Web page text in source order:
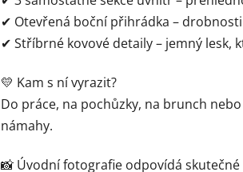
✔ Otevřená boční přihrádka –
✔ Stříbrné kovové detaily – jemný lesk,
💛 Kam s ní vyrazit?
Do práce, na pochůzky, na brunch
námahy.
📸 Úvodní fotografie odpovídá